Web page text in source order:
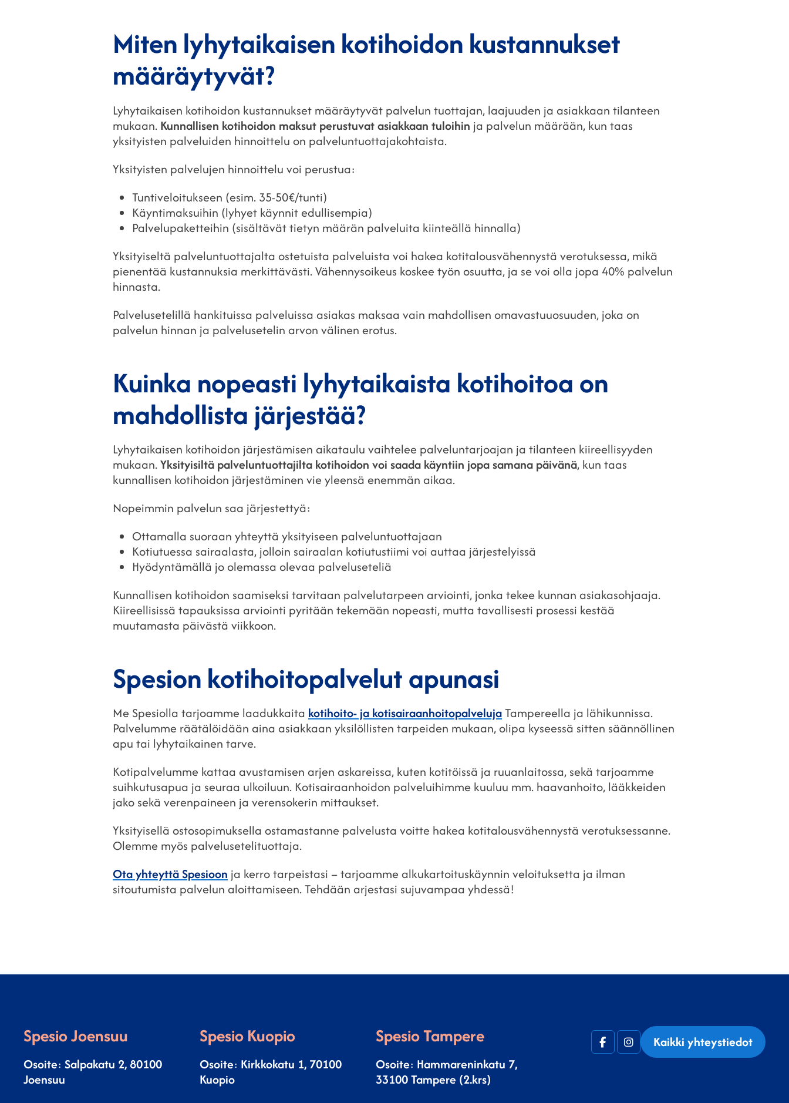
Miten lyhytaikaisen kotihoidon kustannukset
määräytyvät?
Lyhytaikaisen kotihoidon kustannukset määräytyvät palvelun tuottajan, laajuuden ja asiakkaan tilanteen
mukaan. Kunnallisen kotihoidon maksut perustuvat asiakkaan tuloihin ja palvelun määrään, kun taas
yksityisten palveluiden hinnoittelu on palveluntuottajakohtaista.
Yksityisten palvelujen hinnoittelu voi perustua:
Tuntiveloitukseen (esim. 35-50€/tunti)
Käyntimaksuihin (lyhyet käynnit edullisempia)
Palvelupaketteihin (sisältävät tietyn määrän palveluita kiinteällä hinnalla)
Yksityiseltä palveluntuottajalta ostetuista palveluista voi hakea kotitalousvähennystä verotuksessa, mikä
pienentää kustannuksia merkittävästi. Vähennysoikeus koskee työn osuutta, ja se voi olla jopa 40% palvelun
hinnasta.
Palvelusetelillä hankituissa palveluissa asiakas maksaa vain mahdollisen omavastuuosuuden, joka on
palvelun hinnan ja palvelusetelin arvon välinen erotus.
Kuinka nopeasti lyhytaikaista kotihoitoa on
mahdollista järjestää?
Lyhytaikaisen kotihoidon järjestämisen aikataulu vaihtelee palveluntarjoajan ja tilanteen kiireellisyyden
mukaan. Yksityisiltä palveluntuottajilta kotihoidon voi saada käyntiin jopa samana päivänä, kun taas
kunnallisen kotihoidon järjestäminen vie yleensä enemmän aikaa.
Nopeimmin palvelun saa järjestettyä:
Ottamalla suoraan yhteyttä yksityiseen palveluntuottajaan
Kotiutuessa sairaalasta, jolloin sairaalan kotiutustiimi voi auttaa järjestelyissä
Hyödyntämällä jo olemassa olevaa palveluseteliä
Kunnallisen kotihoidon saamiseksi tarvitaan palvelutarpeen arviointi, jonka tekee kunnan asiakasohjaaja.
Kiireellisissä tapauksissa arviointi pyritään tekemään nopeasti, mutta tavallisesti prosessi kestää
muutamasta päivästä viikkoon.
Spesion kotihoitopalvelut apunasi
Me Spesiolla tarjoamme laadukkaita kotihoito- ja kotisairaanhoitopalvelujaTampereella ja lähikunnissa.
Palvelumme räätälöidään aina asiakkaan yksilöllisten tarpeiden mukaan, olipa kyseessä sitten säännöllinen
apu tai lyhytaikainen tarve.
Kotipalvelumme kattaa avustamisen arjen askareissa, kuten kotitöissä ja ruuanlaitossa, sekä tarjoamme
suihkutusapua ja seuraa ulkoiluun. Kotisairaanhoidon palveluihimme kuuluu mm. haavanhoito, lääkkeiden
jako sekä verenpaineen ja verensokerin mittaukset.
Yksityisellä ostosopimuksella ostamastanne palvelusta voitte hakea kotitalousvähennystä verotuksessanne.
Olemme myös palvelusetelituottaja.
Ota yhteyttä Spesioon ja kerro tarpeistasi – tarjoamme alkukartoituskäynnin veloituksetta ja ilman
sitoutumista palvelun aloittamiseen. Tehdään arjestasi sujuvampaa yhdessä!
Spesio Joensuu
Osoite: Salpakatu 2, 80100
Joensuu
Spesio Kuopio
Osoite: Kirkkokatu 1, 70100
Kuopio
Spesio Tampere
Osoite: Hammareninkatu 7,
33100 Tampere (2.krs)
FacebookInstagramKaikki yhteystiedot